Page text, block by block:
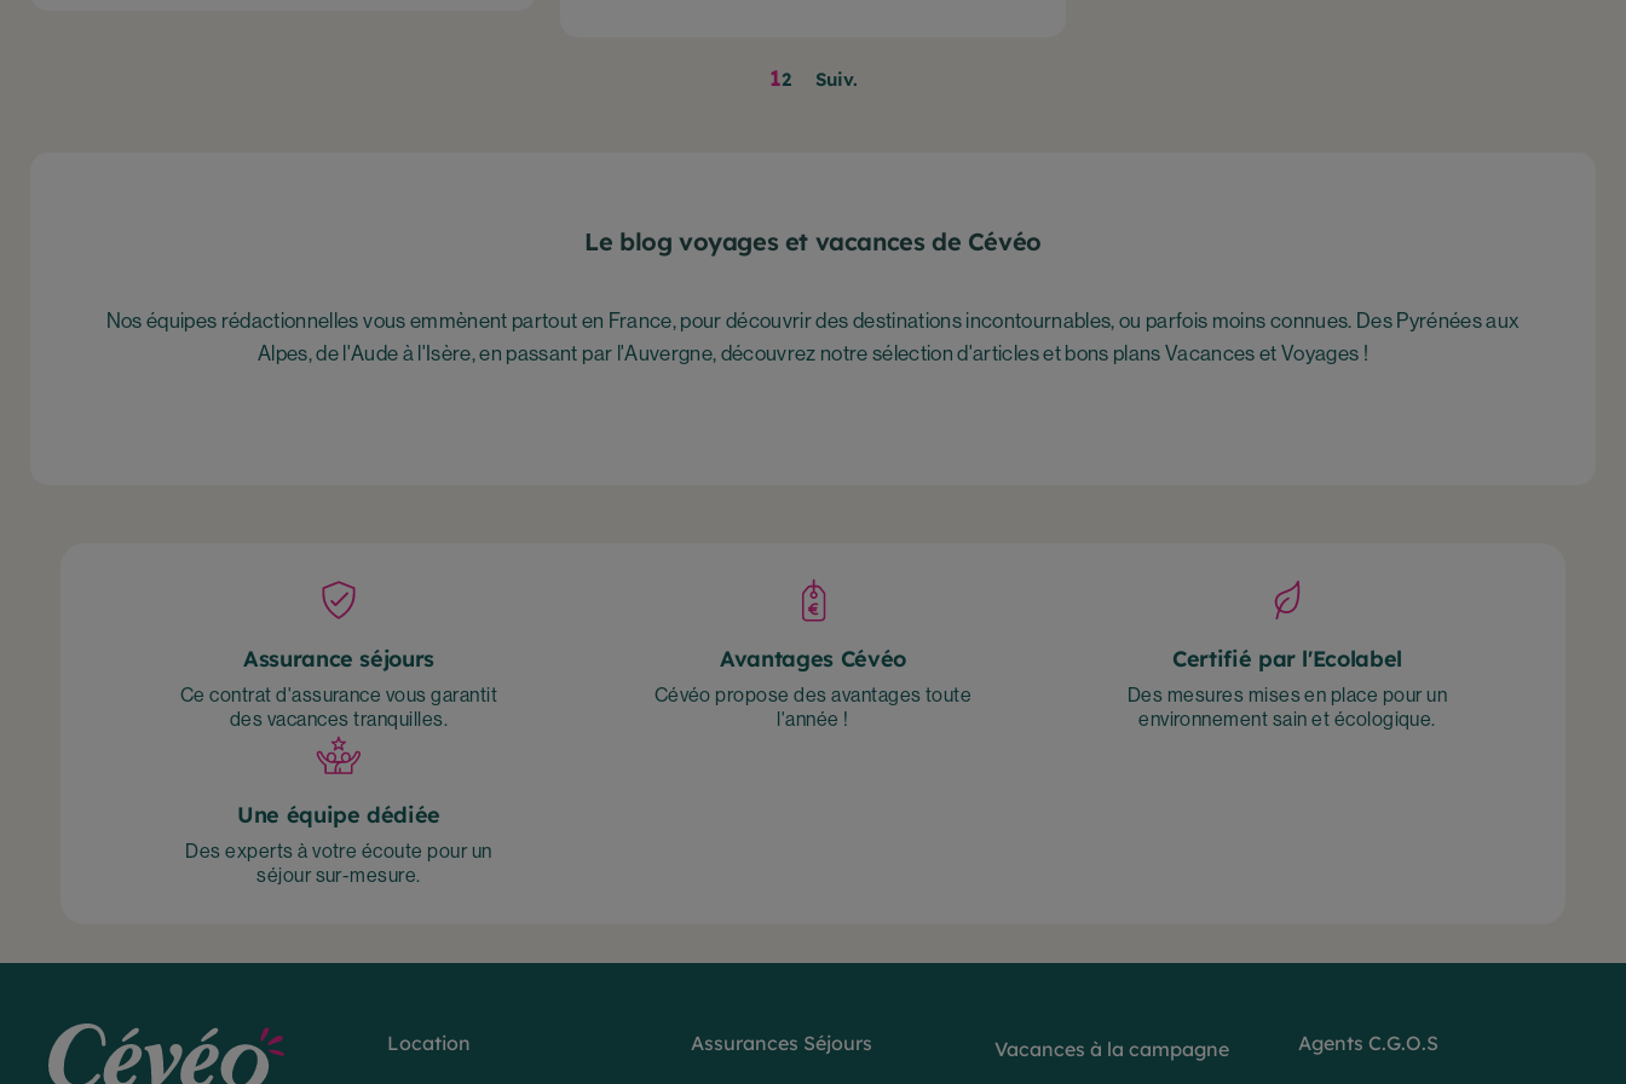
Page
1Page
2
Page
Suiv.
Le blog voyages et vacances de Cévéo
Nos équipes rédactionnelles vous emmènent partout en France, pour découvrir des destinations incontournables, ou parfois moins connues. Des Pyrénées aux
Alpes, de l'Aude à l'Isère, en passant par l'Auvergne, découvrez notre sélection d'articles et bons plans Vacances et Voyages !
Assurance séjours
Ce contrat d'assurance vous garantit
des vacances tranquilles.
Avantages Cévéo
Cévéo propose des avantages toute
l'année !
Certifié par l'Ecolabel
Des mesures mises en place pour un
environnement sain et écologique.
Une équipe dédiée
Des experts à votre écoute pour un
séjour sur-mesure.
Location Assurances Séjours Vacances à la campagne Agents C.G.O.S